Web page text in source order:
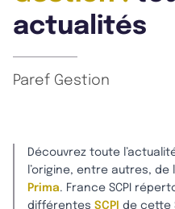
actualités
Paref Gestion
Découvrez toute
l’origine, entre autres, de
Prima. France SCPI
différentes SCPI de cette